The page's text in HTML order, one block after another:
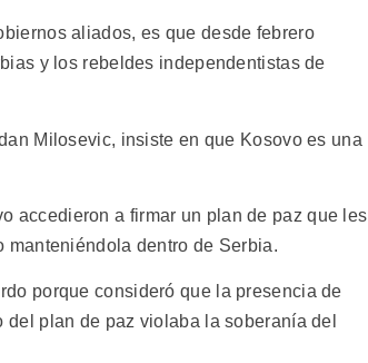
aliados, es que desde febrero
y los rebeldes independentistas de
Milosevic, insiste en que Kosovo es una
accedieron a firmar un plan de paz que les
dentro de Serbia.
porque consideró que la presencia de
plan de paz violaba la soberanía del